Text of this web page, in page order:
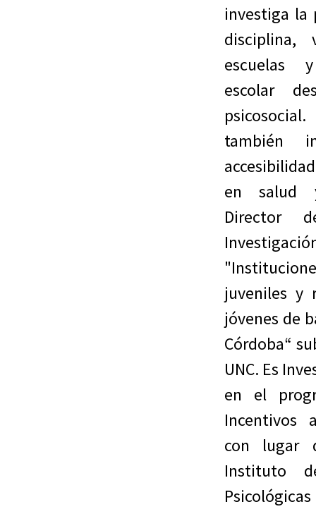
investiga la
disciplina,
escuelas
escolar
también
en salud
Director
juveniles y
jóvenes de
Córdoba“
UNC. Es
en el
Incentivos
con lugar
Instituto